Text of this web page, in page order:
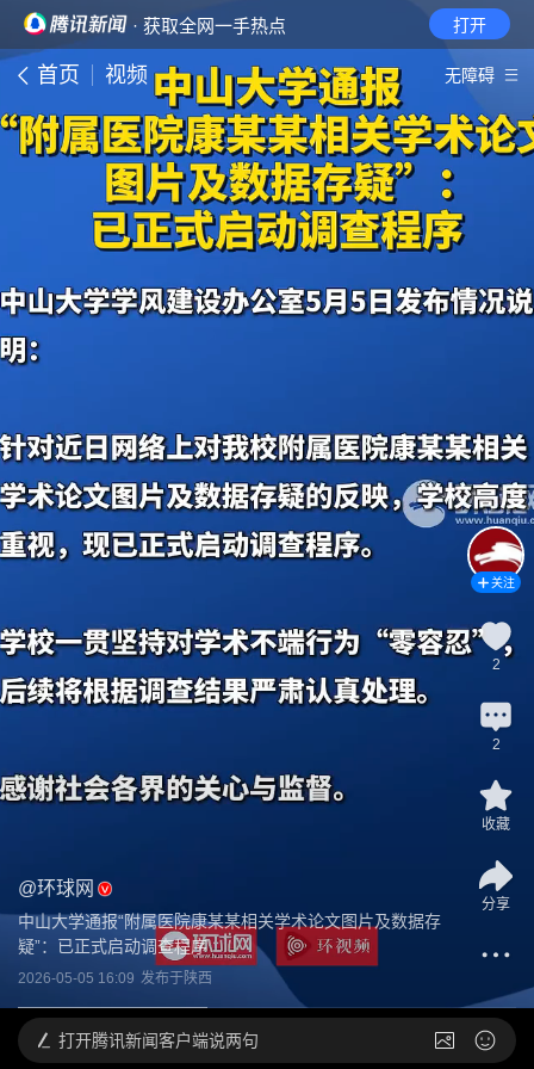
· 获取全网一手热点 打开
首页 视频 无障碍
@环球网
中山大学通报“附属医院康某某相关学术论文图片及数据存
疑”：已正式启动调查程序
2026-05-05 16:09 发布于陕西
关注
2
2
收藏
分享
打开腾讯新闻客户端说两句